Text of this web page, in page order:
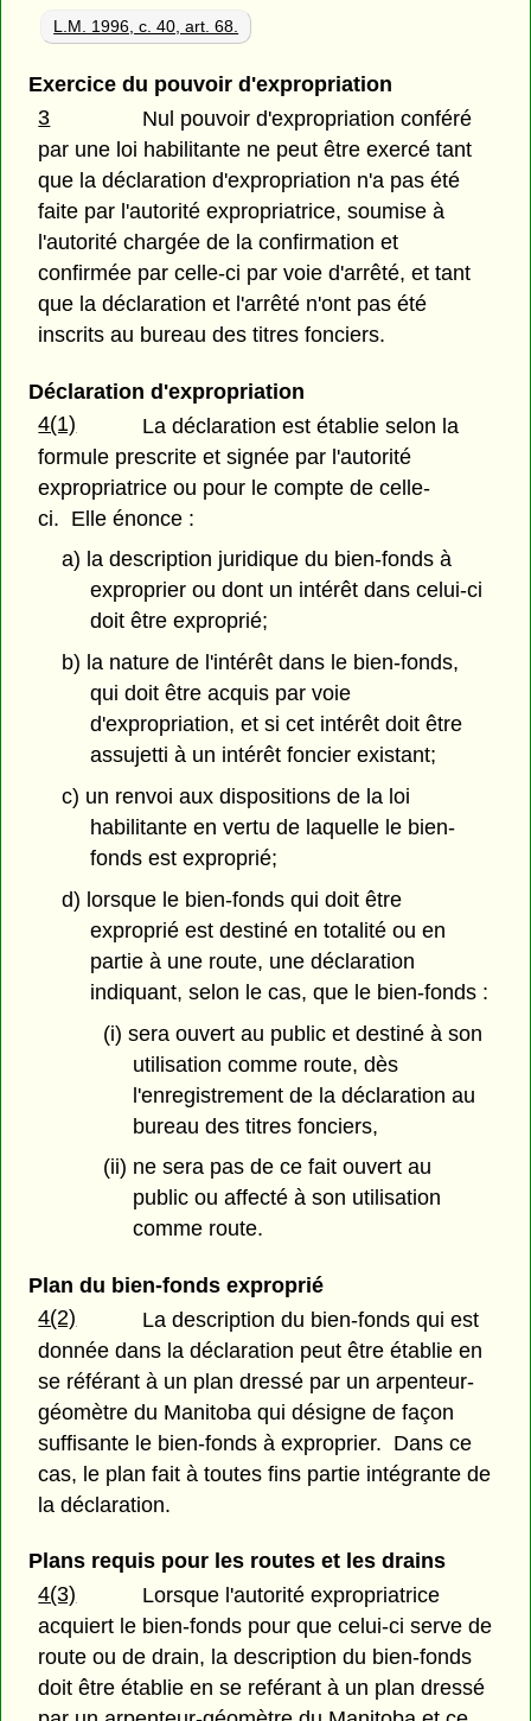
L.M. 1996, c. 40, art. 68.
Exercice du pouvoir d'expropriation
3
Nul pouvoir d'expropriation conféré
par une loi habilitante ne peut être exercé tant
que la déclaration d'expropriation n'a pas été
faite par l'autorité expropriatrice, soumise à
l'autorité chargée de la confirmation et
confirmée par celle-ci par voie d'arrêté, et tant
que la déclaration et l'arrêté n'ont pas été
inscrits au bureau des titres fonciers.
Déclaration d'expropriation
4(1)
La déclaration est établie selon la
formule prescrite et signée par l'autorité
expropriatrice ou pour le compte de celle-
ci. Elle énonce :
a) la description juridique du bien-fonds à
exproprier ou dont un intérêt dans celui-ci
doit être exproprié;
b) la nature de l'intérêt dans le bien-fonds,
qui doit être acquis par voie
d'expropriation, et si cet intérêt doit être
assujetti à un intérêt foncier existant;
c) un renvoi aux dispositions de la loi
habilitante en vertu de laquelle le bien-
fonds est exproprié;
d) lorsque le bien-fonds qui doit être
exproprié est destiné en totalité ou en
partie à une route, une déclaration
indiquant, selon le cas, que le bien-fonds :
(i) sera ouvert au public et destiné à son
utilisation comme route, dès
l'enregistrement de la déclaration au
bureau des titres fonciers,
(ii) ne sera pas de ce fait ouvert au
public ou affecté à son utilisation
comme route.
Plan du bien-fonds exproprié
4(2)
La description du bien-fonds qui est
donnée dans la déclaration peut être établie en
se référant à un plan dressé par un arpenteur-
géomètre du Manitoba qui désigne de façon
suffisante le bien-fonds à exproprier. Dans ce
cas, le plan fait à toutes fins partie intégrante de
la déclaration.
Plans requis pour les routes et les drains
4(3)
Lorsque l'autorité expropriatrice
acquiert le bien-fonds pour que celui-ci serve de
route ou de drain, la description du bien-fonds
doit être établie en se reférant à un plan dressé